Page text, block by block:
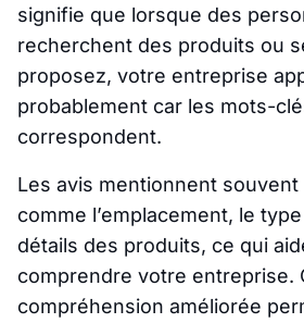
signifie que lorsque des
recherchent des produits ou
proposez, votre entreprise
probablement car les mots-
correspondent.
Les avis mentionnent
comme l’emplacement, le
détails des produits, ce qui
comprendre votre entreprise.
compréhension améliorée